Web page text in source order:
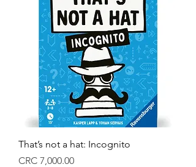
That’s not a hat: Incognito
Precio
CRC 7,000.00